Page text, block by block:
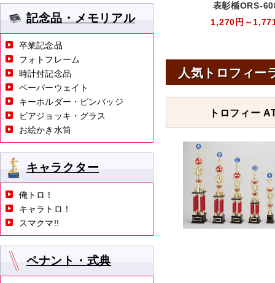
表彰楯ORS-
1,270円～
人気トロフィー
トロフィー
記念品・メモリアル
卒業記念品
フォトフレーム
時計付記念品
ペーパーウェイト
キーホルダー・ピンバッジ
ビアジョッキ・グラス
お絵かき水筒
キャラクター
俺トロ！
キャラトロ！
スマクマ!!
ペナント・式典